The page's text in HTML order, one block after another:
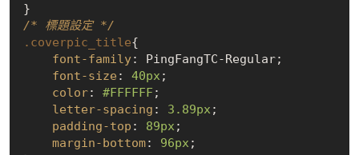
/* 標題設定 */
.coverpic_title{
font-family: PingFangTC-Regular;
font-size : 40px ;
color: #FFFFFF ;
letter-spacing : 3.89px ;
padding-top : 89px ;
margin-bottom: 96px ;